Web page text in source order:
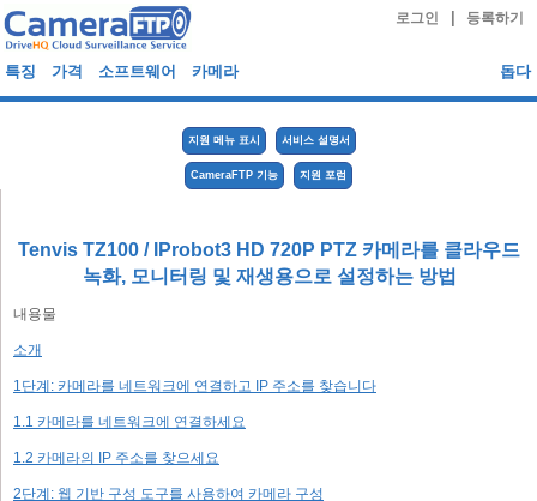
로그인 등록하기
특징 가격 소프트웨어 카메라 돕다
지원 메뉴 표시 서비스 설명서
CameraFTP 기능 지원 포럼
Tenvis TZ100 / IProbot3 HD 720P PTZ 카메라를 클라우드
녹화, 모니터링 및 재생용으로 설정하는 방법
내용물
소개
1단계: 카메라를 네트워크에 연결하고 IP 주소를 찾습니다
1.1 카메라를 네트워크에 연결하세요
1.2 카메라의 IP 주소를 찾으세요
2단계: 웹 기반 구성 도구를 사용하여 카메라 구성